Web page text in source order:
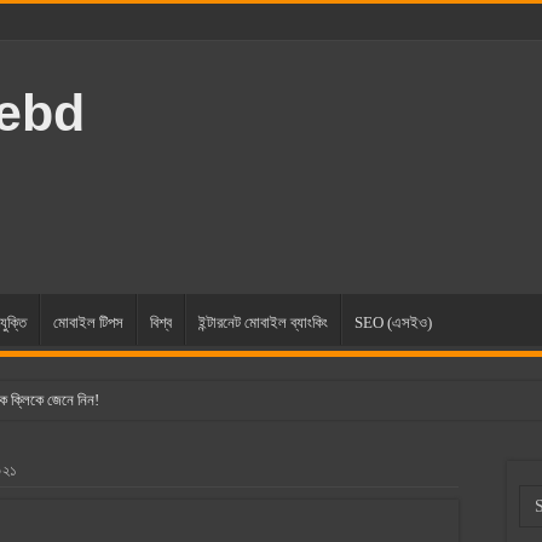
মোবাইল টিপস বিশ্ব ইন্টারনেট মোবাইল ব্যাংকিং SEO (এসইও)
ক্লিকে জেনে নিন!